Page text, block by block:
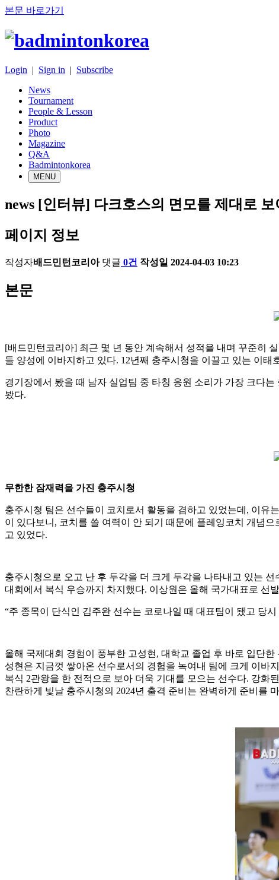
본문 바로가기
Login | Sign in | Subscribe
News
Tournament
People & Lesson
Product
Photo
Magazine
Q&A
Badmintonkorea
MENU
news [인터뷰] 다크호스의 면모를 제대로
페이지 정보
작성자배드민턴코리아 댓글 0건 작성일 2024-04-03 10:23
본문
[배드민턴코리아] 최근 몇 년 동안 계속해서 성적을 내며 꾸준히
들 양성에 이바지하고 있다. 12년째 충주시청을 이끌고 있는 이태
경기장에서 봤을 때 남자 실업팀 중 타칭 응원 소리가 가장 크다
봤다.
무한한 잠재력을 가진 충주시청
충주시청 팀은 선수들이 코치로서 활동을 겸하고 있었는데 , 이유
이 있다보니 , 코치를 쓸 여력이 안 되기 때문에 플레잉코치 개념
고 있었다.
충주시청으로 오고 난 후 두각을 더 크게 두각을 나타내고 있는 선
대회에서 복식 우승까지 차지했다. 이상원은 올해 국가대표로 선
“주 종목이 단식인 김주완 선수는 코로나일 때 대표팀이 됐고 당
올해 국제대회 경험이 풍부한 고성현, 대학교 졸업 후 바로 입단
성현은 지금껏 쌓아온 선수로서의 경험을 녹여내 팀에 크게 이바
복식 2관왕을 한 전적으로 보아 더욱 기대를 모으는 선수다. 강화
찬란하게 빛날 충주시청의 2024년 출격 준비는 완벽하게 준비를